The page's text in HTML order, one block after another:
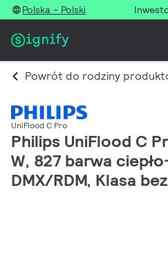
Polska - Polski
Powrót do rodziny
UniFlood C Pro
Philips UniFlood C
W, 827 barwa
DMX/RDM, Klasa